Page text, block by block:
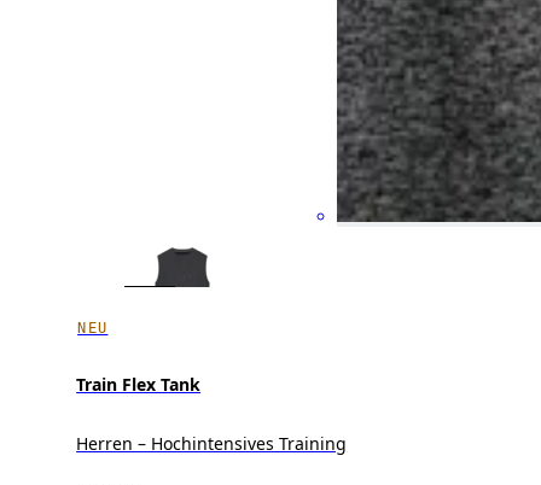
NEU
Train Flex Tank
Herren – Hochintensives Training